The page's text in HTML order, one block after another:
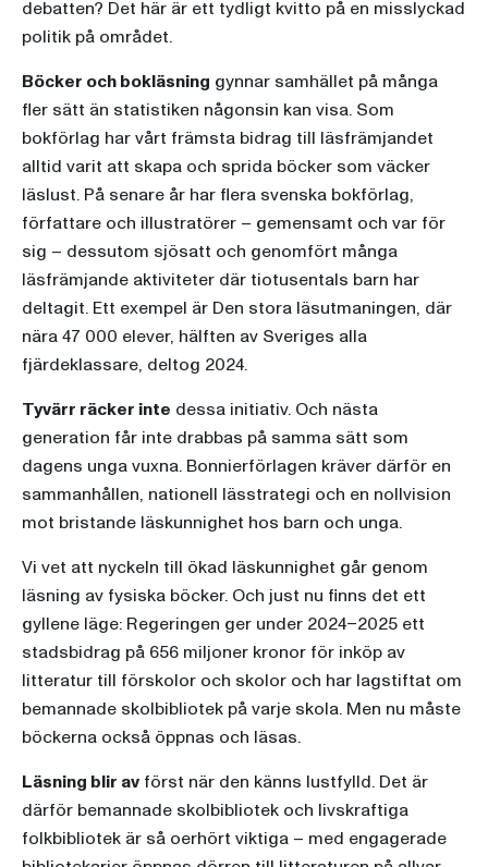
debatten? Det här är ett tydligt kvitto på en misslyckad
politik på området.
Böcker och bokläsning gynnar samhället på många
fler sätt än statistiken någonsin kan visa. Som
bokförlag har vårt främsta bidrag till läsfrämjandet
alltid varit att skapa och sprida böcker som väcker
läslust. På senare år har flera svenska bokförlag,
författare och illustratörer – gemensamt och var för
sig – dessutom sjösatt och genomfört många
läsfrämjande aktiviteter där tiotusentals barn har
deltagit. Ett exempel är Den stora läsutmaningen, där
nära 47 000 elever, hälften av Sveriges alla
fjärdeklassare, deltog 2024.
Tyvärr räcker inte dessa initiativ. Och nästa
generation får inte drabbas på samma sätt som
dagens unga vuxna. Bonnierförlagen kräver därför en
sammanhållen, nationell lässtrategi och en nollvision
mot bristande läskunnighet hos barn och unga.
Vi vet att nyckeln till ökad läskunnighet går genom
läsning av fysiska böcker. Och just nu finns det ett
gyllene läge: Regeringen ger under 2024–2025 ett
stadsbidrag på 656 miljoner kronor för inköp av
litteratur till förskolor och skolor och har lagstiftat om
bemannade skolbibliotek på varje skola. Men nu måste
böckerna också öppnas och läsas.
Läsning blir av först när den känns lustfylld. Det är
därför bemannade skolbibliotek och livskraftiga
folkbibliotek är så oerhört viktiga – med engagerade